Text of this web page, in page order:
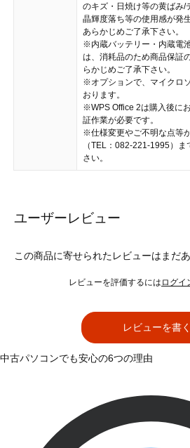
のキズ・日焼け等の黄ばみ/
晶輝度落ち等の使用感が発
あらかじめご了承下さい。
※内蔵バッテリー・内蔵電
は、消耗品のため商品保証
らかじめご了承下さい。
※オプションで、マイクロ
おります。
※WPS Office 2は購入後に
証作業が必要です。
※仕様変更やご不明な点等
（TEL：082-221-1995）
さい。
ユーザーレビュー
この商品に寄せられたレビューはまだあ
レビューを評価するには ログイ
レビューを書く
中古パソコンでも安心の6つの理由